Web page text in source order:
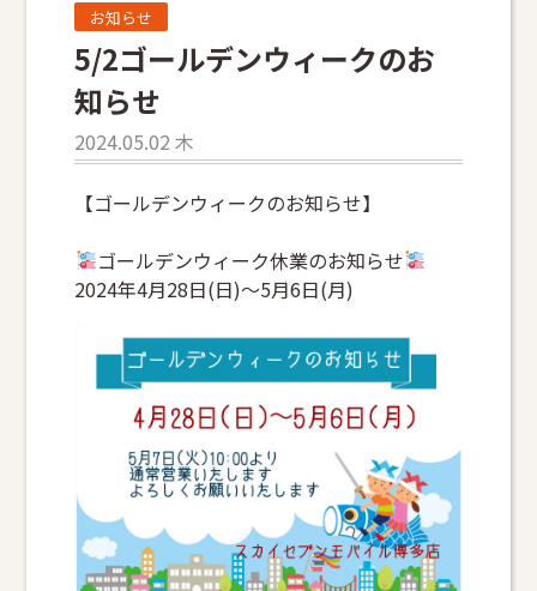
お知らせ
5/2ゴールデンウィークのお
知らせ
2024.05.02 木
【ゴールデンウィークのお知らせ】
ゴールデンウィーク休業のお知らせ
2024年4月28日(日)〜5月6日(月)